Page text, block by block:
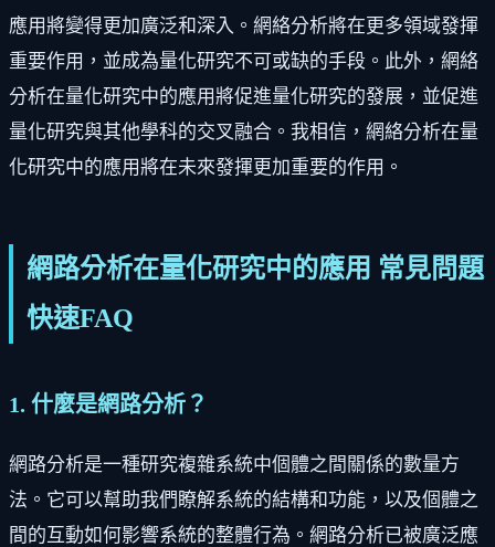
應用將變得更加廣泛和深入。網絡分析將在更多領域發揮
重要作用，並成為量化研究不可或缺的手段。此外，網絡
分析在量化研究中的應用將促進量化研究的發展，並促進
量化研究與其他學科的交叉融合。我相信，網絡分析在量
化研究中的應用將在未來發揮更加重要的作用。
網路分析在量化研究中的應用 常見問題
快速FAQ
1. 什麼是網路分析？
網路分析是一種研究複雜系統中個體之間關係的數量方
法。它可以幫助我們瞭解系統的結構和功能，以及個體之
間的互動如何影響系統的整體行為。網路分析已被廣泛應